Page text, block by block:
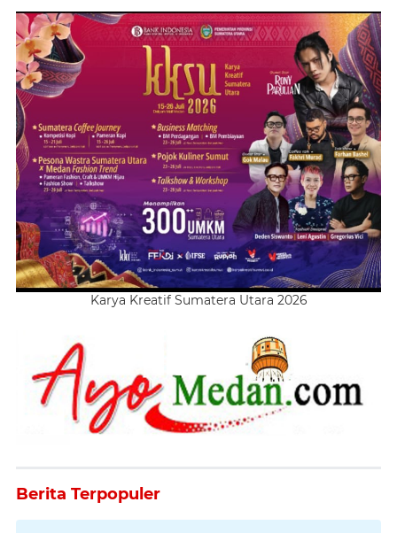
Karya Kreatif Sumatera Utara 2026
Berita Terpopuler